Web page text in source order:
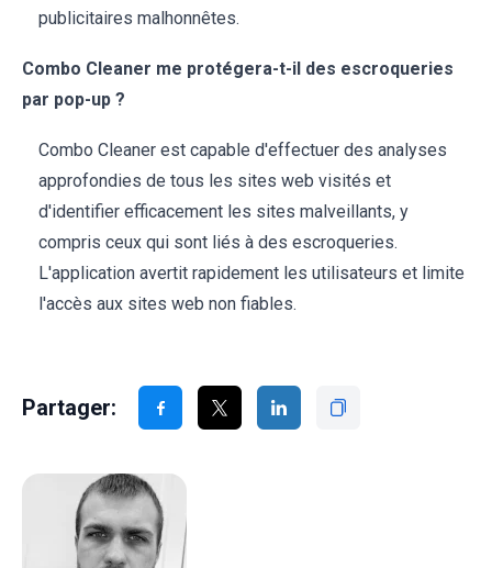
publicitaires malhonnêtes.
Combo Cleaner me protégera-t-il des escroqueries
par pop-up ?
Combo Cleaner est capable d'effectuer des analyses
approfondies de tous les sites web visités et
d'identifier efficacement les sites malveillants, y
compris ceux qui sont liés à des escroqueries.
L'application avertit rapidement les utilisateurs et limite
l'accès aux sites web non fiables.
Partager: